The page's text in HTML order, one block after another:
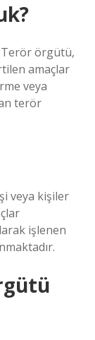
Terör örgütü,
amaçlar
veya
terör
veya kişiler
işlenen